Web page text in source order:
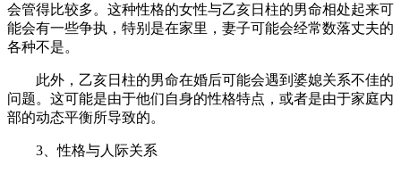
会管得比较多。这种性格的女性与乙亥日柱的男命相处起来可
能会有一些争执，特别是在家里，妻子可能会经常数落丈夫的
各种不是。
此外，乙亥日柱的男命在婚后可能会遇到婆媳关系不佳的
问题。这可能是由于他们自身的性格特点，或者是由于家庭内
部的动态平衡所导致的。
3、性格与人际关系